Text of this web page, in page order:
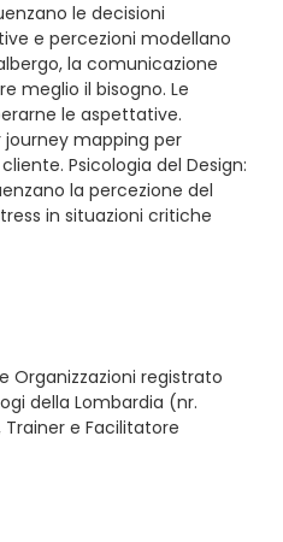
le decisioni
e percezioni modellano
la comunicazione
meglio il bisogno. Le
le aspettative.
mapping per
Psicologia del Design:
la percezione del
in situazioni critiche
Organizzazioni registrato
della Lombardia (nr.
Trainer e Facilitatore